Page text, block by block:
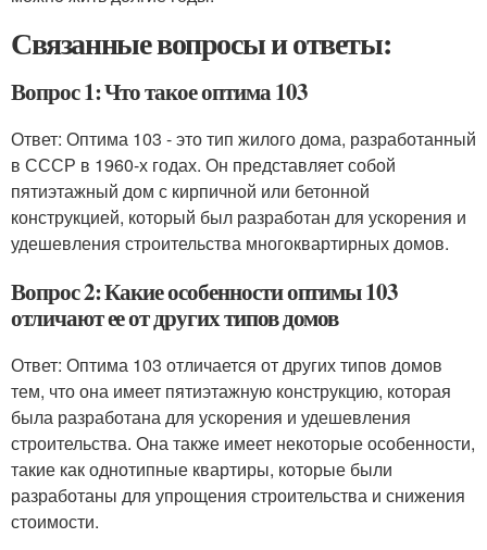
Связанные вопросы и ответы:
Вопрос 1: Что такое оптима 103
Ответ: Оптима 103 - это тип жилого дома, разработанный
в СССР в 1960-х годах. Он представляет собой
пятиэтажный дом с кирпичной или бетонной
конструкцией, который был разработан для ускорения и
удешевления строительства многоквартирных домов.
Вопрос 2: Какие особенности оптимы 103
отличают ее от других типов домов
Ответ: Оптима 103 отличается от других типов домов
тем, что она имеет пятиэтажную конструкцию, которая
была разработана для ускорения и удешевления
строительства. Она также имеет некоторые особенности,
такие как однотипные квартиры, которые были
разработаны для упрощения строительства и снижения
стоимости.